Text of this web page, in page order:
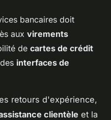
bancaires doit
aux virements
de cartes de crédit
interfaces de
retours d'expérience,
clientèle et la